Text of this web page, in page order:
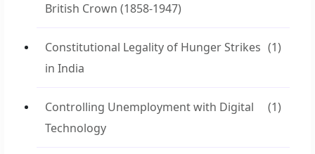
British Crown (1858-1947)
Constitutional Legality of Hunger Strikes
in India
(1)
Controlling Unemployment with Digital
Technology
(1)